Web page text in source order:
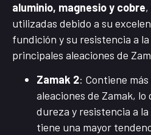
aluminio, magnesio y cobre
utilizadas debido a su
fundición y su resistencia a
principales aleaciones de
Zamak 2: Contiene
aleaciones de Zamak,
dureza y resistencia a
tiene una mayor